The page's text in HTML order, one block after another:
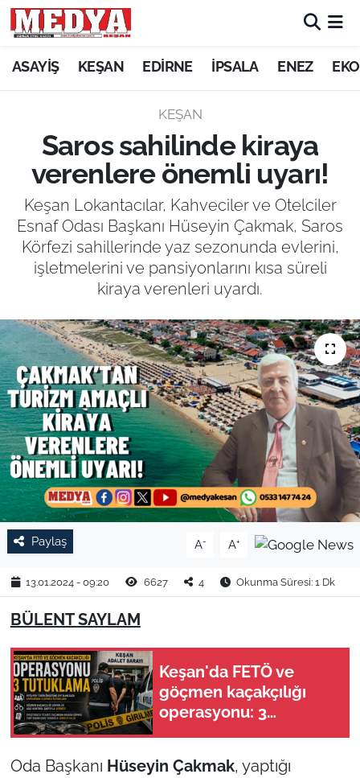
ASAYİŞ KEŞAN EDİRNE İPSALA ENEZ
KEŞAN
Saros sahilinde kiraya
verenlere önemli uyarı!
Keşan Lokantacılar, Kahveciler ve Otelciler
Esnaf Odası Başkanı Hüseyin Çakmak, Saros
Körfezi sahillerinde yaz sezonunda evlerini,
işletmelerini ve pansiyonlarını kısa süreli
kiraya verenleri uyardı.
Paylaş A- A+
13.01.2024 - 09:20 6627 4 Okunma Süresi: 1 Dk
BÜLENT SAYLAM
Keşan'da FETÖ ve
göçmen kaçakçılığı
operasyonu: 3
Oda Başkanı Hüseyin Çakmak, yaptığı
KEŞAN
ASAYİŞ
SİYASET
GÜNDEM
EKONOMİ
EĞİTİM
TARIM VE HAYVANCILIK
KÜLTÜR SANAT
RESMİ İLAN
SPOR
YAŞAM
EDİRNE
KIRKLARELİ
ÇANAKKALE
TÜRKİYE